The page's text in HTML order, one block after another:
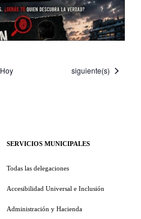
Hoy Eventos
siguiente(s)
SERVICIOS MUNICIPALES
Todas las delegaciones
Accesibilidad Universal e Inclusión
Administración y Hacienda